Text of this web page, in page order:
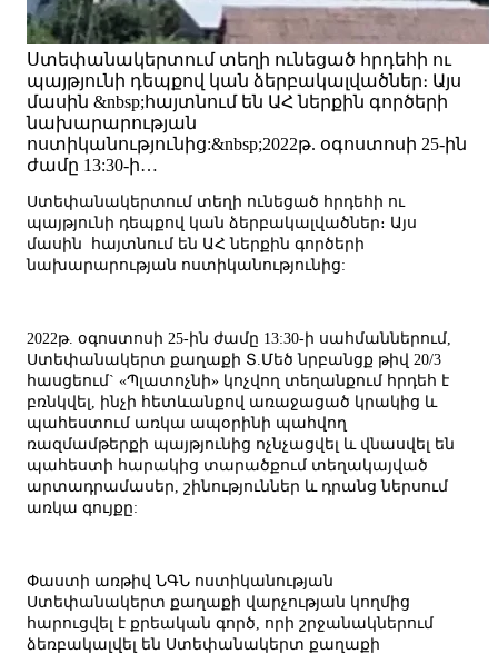
Ստեփանակերտում տեղի ունեցած հրդեհի ու
պայթյունի դեպքով կան ձերբակալվածներ։ Այս
մասին &nbsp;հայտնում են ԱՀ ներքին գործերի
նախարարության
ոստիկանությունից:&nbsp;2022թ. օգոստոսի 25-ին
ժամը 13:30-ի…
Ստեփանակերտում տեղի ունեցած հրդեհի ու
պայթյունի դեպքով կան ձերբակալվածներ։ Այս
մասին հայտնում են ԱՀ ներքին գործերի
նախարարության ոստիկանությունից:
2022թ. օգոստոսի 25-ին ժամը 13:30-ի սահմաններում,
Ստեփանակերտ քաղաքի Տ.Մեծ նրբանցք թիվ 20/3
հասցեում` «Պլատոչնի» կոչվող տեղանքում հրդեհ է
բռնկվել, ինչի հետևանքով առաջացած կրակից և
պահեստում առկա ապօրինի պահվող
ռազմամթերքի պայթյունից ոչնչացվել և վնասվել են
պահեստի հարակից տարածքում տեղակայված
արտադրամասեր, շինություններ և դրանց ներսում
առկա գույքը:
Փաստի առթիվ ՆԳՆ ոստիկանության
Ստեփանակերտ քաղաքի վարչության կողմից
հարուցվել է քրեական գործ, որի շրջանակներում
ձեռբակալվել են Ստեփանակերտ քաղաքի